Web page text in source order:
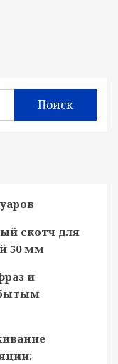
Поиск
скотч для
50 мм
и